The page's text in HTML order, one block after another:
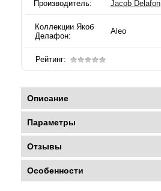
Производитель: Jacob Delafon
Коллекции Якоб
Делафон:
Aleo
Рейтинг:
Описание
Параметры
Отзывы
Особенности